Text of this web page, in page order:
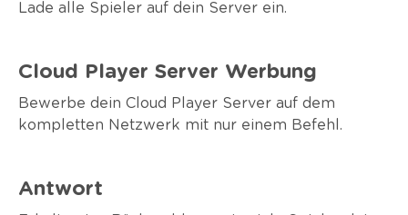
Lade alle Spieler auf dein Server ein.
Cloud Player Server Werbung
Bewerbe dein Cloud Player Server auf dem
kompletten Netzwerk mit nur einem Befehl.
Antwort